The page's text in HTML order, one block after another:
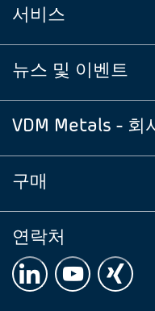
서비스
뉴스 및 이벤트
VDM Metals - 회
구매
연락처